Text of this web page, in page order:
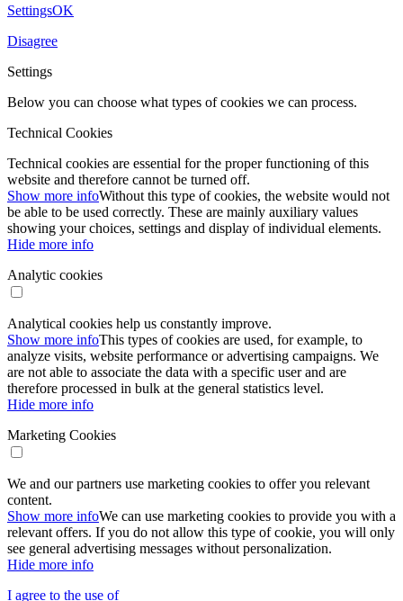
SettingsOK
Disagree
Settings
Below you can choose what types of cookies we can process.
Technical Cookies
Technical cookies are essential for the proper functioning of this
website and therefore cannot be turned off.
Show more infoWithout this type of cookies, the website would not
be able to be used correctly. These are mainly auxiliary values ​​
showing your choices, settings and display of individual elements.
Hide more info
Analytic cookies
Analytical cookies help us constantly improve.
Show more infoThis types of cookies are used, for example, to
analyze visits, website performance or advertising campaigns. We
are not able to associate the data with a specific user and are
therefore processed in bulk at the general statistics level.
Hide more info
Marketing Cookies
We and our partners use marketing cookies to offer you relevant
content.
Show more infoWe can use marketing cookies to provide you with a
relevant offers. If you do not allow this type of cookie, you will only
see general advertising messages without personalization.
Hide more info
I agree to the use of